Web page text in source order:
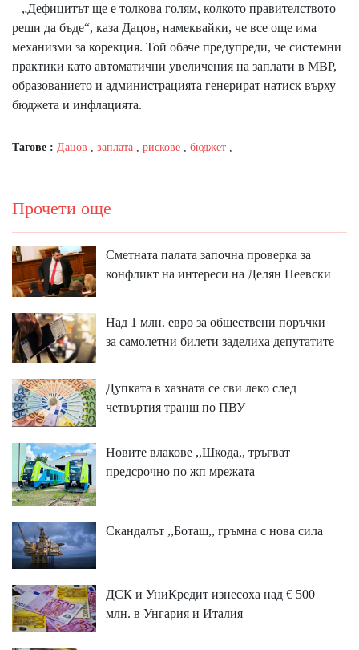
„Дефицитът ще е толкова голям, колкото правителството
реши да бъде“, каза Дацов, намеквайки, че все още има
механизми за корекция. Той обаче предупреди, че системни
практики като автоматични увеличения на заплати в МВР,
образованието и администрацията генерират натиск върху
бюджета и инфлацията.
Тагове : Дацов заплата рискове бюджет
Прочети още
Сметната палата започна проверка за
конфликт на интереси на Делян Пеевски
Над 1 млн. евро за обществени поръчки
за самолетни билети заделиха депутатите
Дупката в хазната се сви леко след
четвъртия транш по ПВУ
Новите влакове ,,Шкода,, тръгват
предсрочно по жп мрежата
Скандалът ,,Боташ,, гръмна с нова сила
ДСК и УниКредит изнесоха над € 500
млн. в Унгария и Италия